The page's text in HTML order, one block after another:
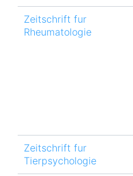
Zeitschrift fur
Rheumatologie
Zeitschrift fur
Tierpsychologie